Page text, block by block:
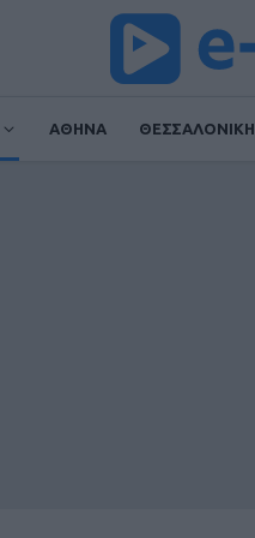
ΑΘΗΝΑ ΘΕΣΣΑΛΟΝΙΚΗ